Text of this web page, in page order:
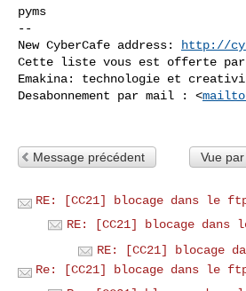
pyms
--
New CyberCafe address:
http://
Cette liste vous est offerte par
Emakina: technologie et
Desabonnement par mail : <
Message précédent Vue
RE: [CC21] blocage dans le
RE: [CC21] blocage
RE: [CC21] blocage
Re: [CC21] blocage dans le